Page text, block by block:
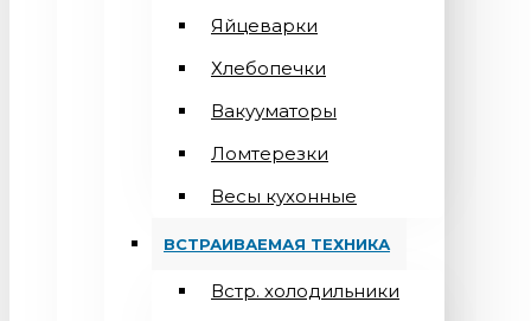
Яйцеварки
Хлебопечки
Вакууматоры
Ломтерезки
Весы кухонные
ВСТРАИВАЕМАЯ ТЕХНИКА
Встр. холодильники